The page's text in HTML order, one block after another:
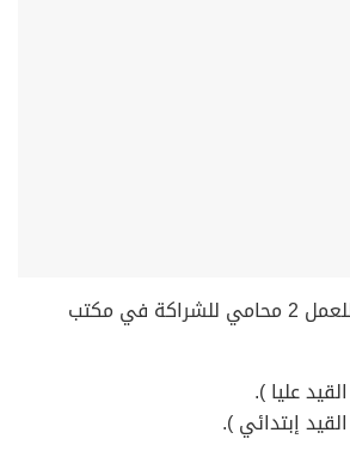
‏مطلوب بشكل عاجل للعمل 2 محامي للشراكة في مكتب
عليا ).
إبتدائي ).